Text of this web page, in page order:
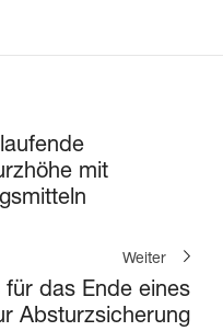
mit
Weiter
das Ende eines
Absturzsicherung